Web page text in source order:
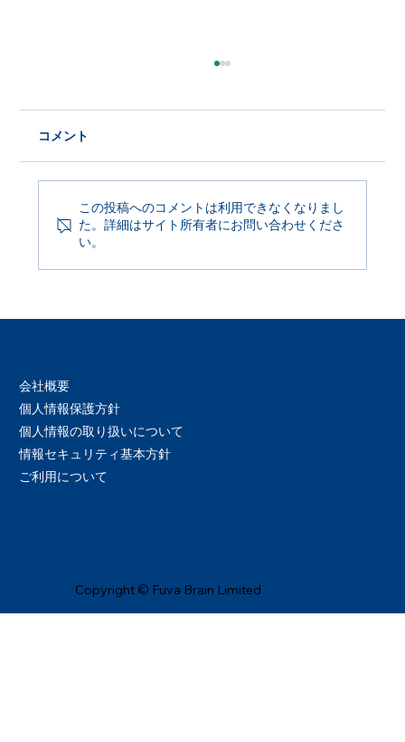
Product Update 2026年6月29日
コメント
この投稿へのコメントは利用できなくなりまし
た。詳細はサイト所有者にお問い合わせくださ
い。
Copyright © Fuva Brain Limited
会社概要
個人情報保護方針
個人情報の取り扱いについて
情報セキュリティ基本方針
ご利用について